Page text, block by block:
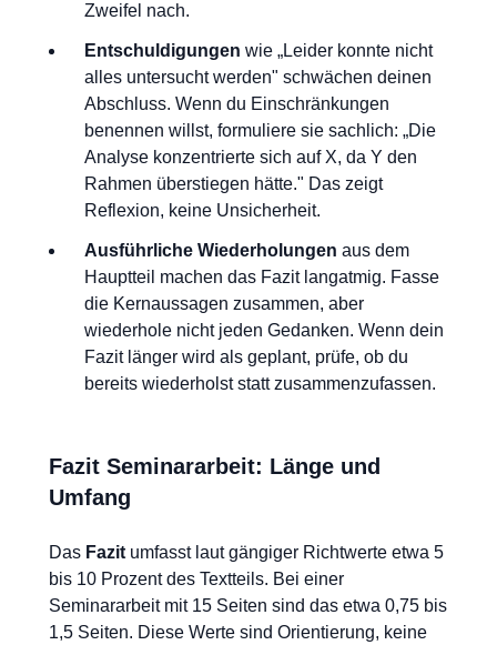
Zweifel nach.
Entschuldigungen wie „Leider konnte nicht
alles untersucht werden" schwächen deinen
Abschluss. Wenn du Einschränkungen
benennen willst, formuliere sie sachlich: „Die
Analyse konzentrierte sich auf X, da Y den
Rahmen überstiegen hätte." Das zeigt
Reflexion, keine Unsicherheit.
Ausführliche Wiederholungen aus dem
Hauptteil machen das Fazit langatmig. Fasse
die Kernaussagen zusammen, aber
wiederhole nicht jeden Gedanken. Wenn dein
Fazit länger wird als geplant, prüfe, ob du
bereits wiederholst statt zusammenzufassen.
Fazit Seminararbeit: Länge und
Umfang
Das Fazit umfasst laut gängiger Richtwerte etwa 5
bis 10 Prozent des Textteils. Bei einer
Seminararbeit mit 15 Seiten sind das etwa 0,75 bis
1,5 Seiten. Diese Werte sind Orientierung, keine